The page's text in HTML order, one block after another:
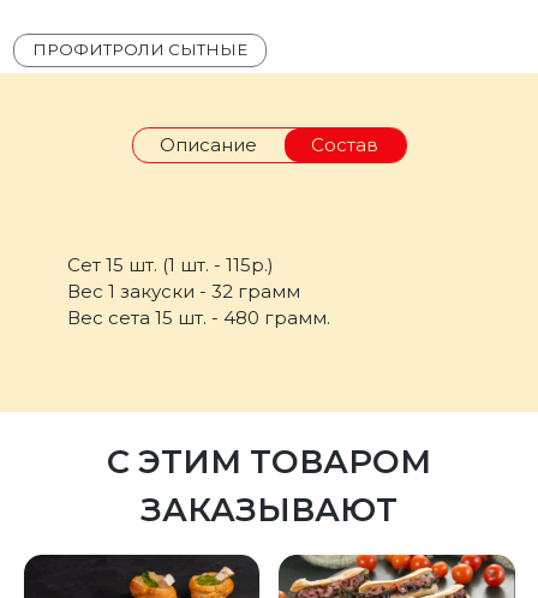
ПРОФИТРОЛИ СЫТНЫЕ
Описание Состав
Сет 15 шт. (1 шт. - 115р.)
Вес 1 закуски - 32 грамм
Вес сета 15 шт. - 480 грамм.
С ЭТИМ ТОВАРОМ
ЗАКАЗЫВАЮТ